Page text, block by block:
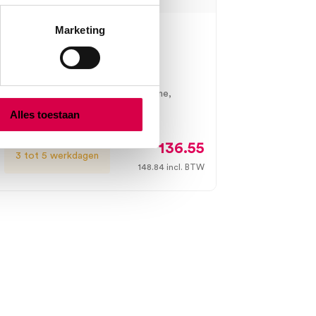
Marketing
Alles toestaan
DELTA universele
(1)
DELTA30 PRO, DELTAone,
3 tot 5 werkdagen 136.55
148.84incl. BTW